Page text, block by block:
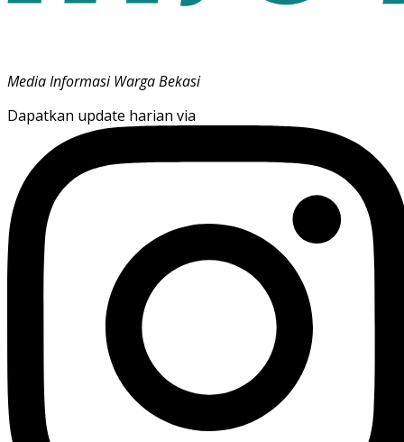
Media Informasi Warga Bekasi
Dapatkan update harian via